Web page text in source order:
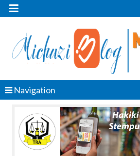

Navigation